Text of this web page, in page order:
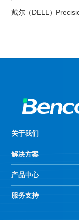
戴尔（DELL）
关于我们
解决方案
产品中心
服务支持